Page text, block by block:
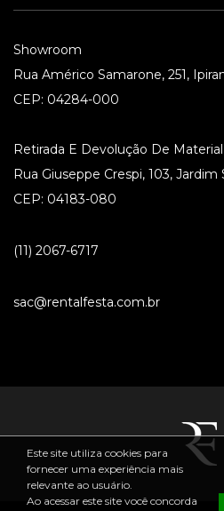
Showroom
Rua Américo Samarone, 251,
CEP: 04284-000
Retirada E Devolução De Material
Rua Giuseppe Crespi, 103, Jardim
CEP: 04183-080
(11) 2067-6717
sac@rentalfesta.com.br
Este site utiliza cookies para
fornecer uma experiência mais
relevante ao usuário.
Ao acessar este site você concorda